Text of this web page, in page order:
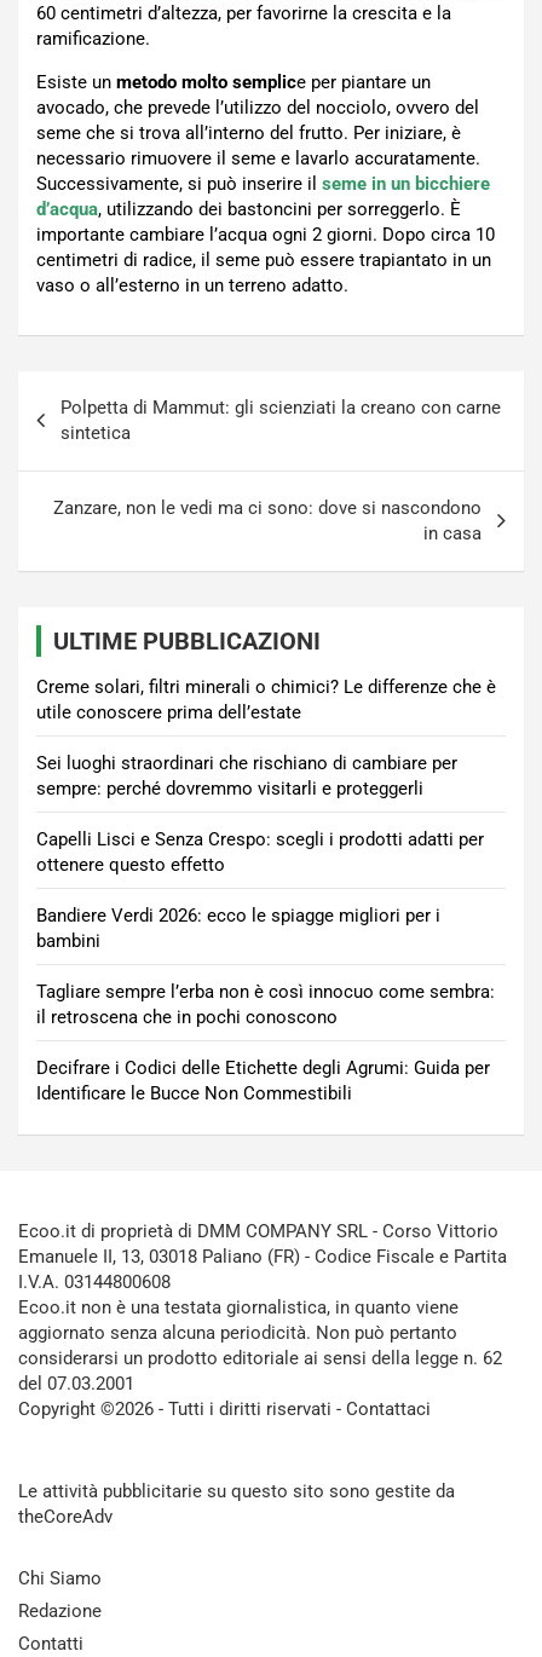
60 centimetri d’altezza, per favorirne la crescita e la
ramificazione.
Esiste un metodo molto semplice per piantare un
avocado, che prevede l’utilizzo del nocciolo, ovvero del
seme che si trova all’interno del frutto. Per iniziare, è
necessario rimuovere il seme e lavarlo accuratamente.
Successivamente, si può inserire il seme in un bicchiere
d’acqua, utilizzando dei bastoncini per sorreggerlo. È
importante cambiare l’acqua ogni 2 giorni. Dopo circa 10
centimetri di radice, il seme può essere trapiantato in un
vaso o all’esterno in un terreno adatto.
articoli
Polpetta di Mammut: gli scienziati la creano con carne
sintetica
Zanzare, non le vedi ma ci sono: dove si nascondono
in casa
ULTIME PUBBLICAZIONI
Creme solari, filtri minerali o chimici? Le differenze che è
utile conoscere prima dell’estate
Sei luoghi straordinari che rischiano di cambiare per
sempre: perché dovremmo visitarli e proteggerli
Capelli Lisci e Senza Crespo: scegli i prodotti adatti per
ottenere questo effetto
Bandiere Verdi 2026: ecco le spiagge migliori per i
bambini
Tagliare sempre l’erba non è così innocuo come sembra:
il retroscena che in pochi conoscono
Decifrare i Codici delle Etichette degli Agrumi: Guida per
Identificare le Bucce Non Commestibili
Ecoo.it di proprietà di DMM COMPANY SRL - Corso Vittorio
Emanuele II, 13, 03018 Paliano (FR) - Codice Fiscale e Partita
I.V.A. 03144800608
Ecoo.it non è una testata giornalistica, in quanto viene
aggiornato senza alcuna periodicità. Non può pertanto
considerarsi un prodotto editoriale ai sensi della legge n. 62
del 07.03.2001
Copyright ©2026 - Tutti i diritti riservati - Contattaci
Le attività pubblicitarie su questo sito sono gestite da
theCoreAdv
Chi Siamo
Redazione
Contatti